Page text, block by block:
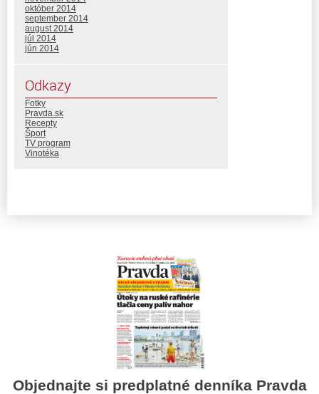
október 2014
september 2014
august 2014
júl 2014
jún 2014
Odkazy
Fotky
Pravda.sk
Recepty
Šport
TV program
Vinotéka
Objednajte si predplatné denníka Pravda